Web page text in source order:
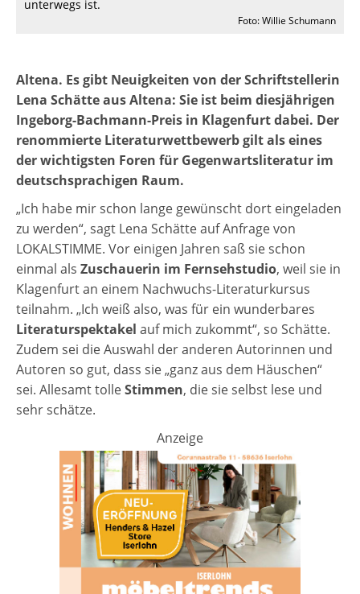
unterwegs ist.
Foto: Willie Schumann
Altena. Es gibt Neuigkeiten von der Schriftstellerin
Lena Schätte aus Altena: Sie ist beim diesjährigen
Ingeborg-Bachmann-Preis in Klagenfurt dabei. Der
renommierte Literaturwettbewerb gilt als eines
der wichtigsten Foren für Gegenwartsliteratur im
deutschsprachigen Raum.
„Ich habe mir schon lange gewünscht dort eingeladen
zu werden“, sagt Lena Schätte auf Anfrage von
LOKALSTIMME. Vor einigen Jahren saß sie schon
einmal als Zuschauerin im Fernsehstudio, weil sie in
Klagenfurt an einem Nachwuchs-Literaturkursus
teilnahm. „Ich weiß also, was für ein wunderbares
Literaturspektakel auf mich zukommt“, so Schätte.
Zudem sei die Auswahl der anderen Autorinnen und
Autoren so gut, dass sie „ganz aus dem Häuschen“
sei. Allesamt tolleStimmen, die sie selbst lese und
sehr schätze.
Anzeige